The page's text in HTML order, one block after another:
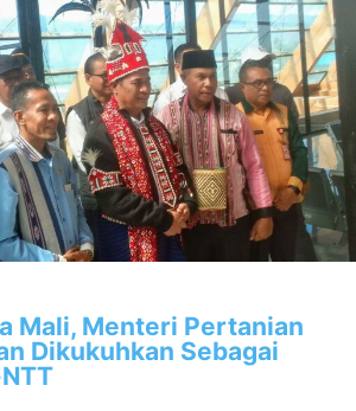
Mali, Menteri Pertanian
Dikukuhkan Sebagai